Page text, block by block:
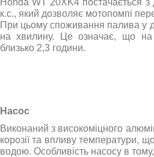
Honda WT 20XK4 постачається з
к.с., який дозволяє мотопомпі
При цьому споживання палива у
на хвилину. Це означає, що
близько 2,3 години.
Насос
Виконаний з високоміцного
корозії та впливу температури,
водою. Особливість насосу в